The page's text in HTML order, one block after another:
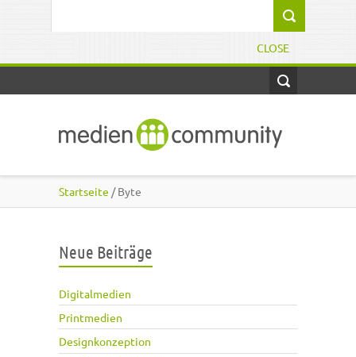
CLOSE
Startseite / Byte
Neue Beiträge
Digitalmedien
Printmedien
Designkonzeption